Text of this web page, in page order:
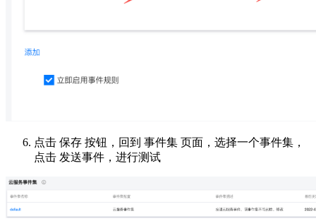
点击 保存 按钮，回到 事件集 页面，选择一个事件集，
点击 发送事件，进行测试